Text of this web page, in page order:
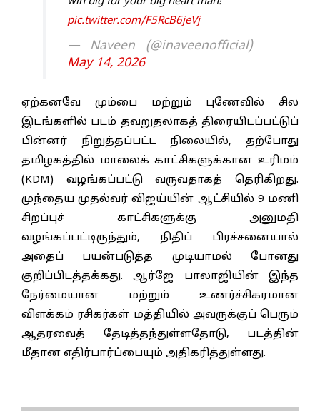
pic.twitter.com/F5RcB6jeVj
— Naveen (@inaveenofficial)
May 14, 2026
ஏற்கனவே மும்பை மற்றும் புணேவில் சில
இடங்களில் படம் தவறுதலாகத் திரையிடப்பட்டுப்
பின்னர் நிறுத்தப்பட்ட நிலையில், தற்போது
தமிழகத்தில் மாலைக் காட்சிகளுக்கான உரிமம்
(KDM) வழங்கப்பட்டு வருவதாகத் தெரிகிறது.
முந்தைய முதல்வர் விஜய்யின் ஆட்சியில் 9 மணி
சிறப்புச் காட்சிகளுக்கு அனுமதி
வழங்கப்பட்டிருந்தும், நிதிப் பிரச்சனையால்
அதைப் பயன்படுத்த முடியாமல் போனது
குறிப்பிடத்தக்கது. ஆர்ஜே பாலாஜியின் இந்த
நேர்மையான மற்றும் உணர்ச்சிகரமான
விளக்கம் ரசிகர்கள் மத்தியில் அவருக்குப் பெரும்
ஆதரவைத் தேடித்தந்துள்ளதோடு, படத்தின்
மீதான எதிர்பார்ப்பையும் அதிகரித்துள்ளது.